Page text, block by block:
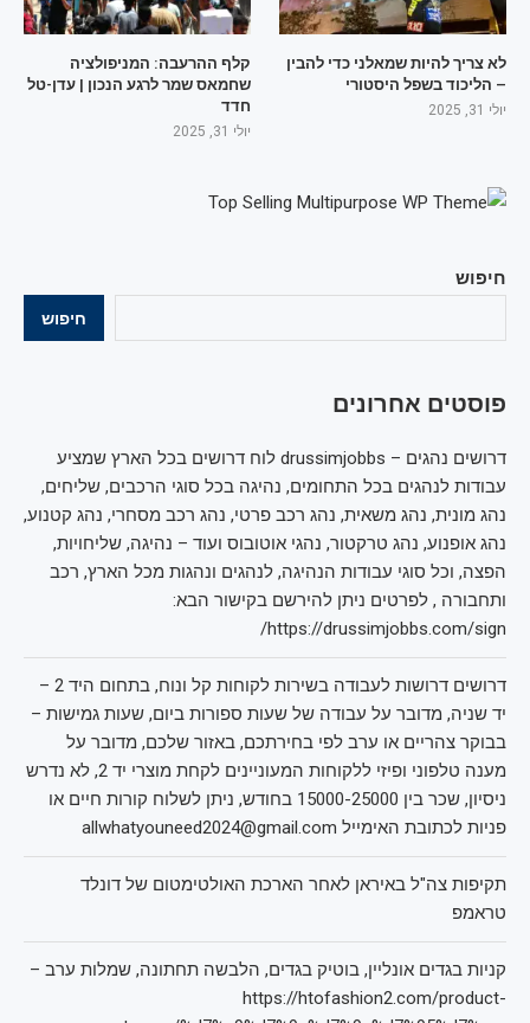
חיפוש
חיפוש
פוסטים אחרונים
דרושים נהגים – drussimjobbs לוח דרושים בכל הארץ שמציע
עבודות לנהגים בכל התחומים, נהיגה בכל סוגי הרכבים, שליחים,
נהג מונית, נהג משאית, נהג רכב פרטי, נהג רכב מסחרי, נהג קטנוע,
נהג אופנוע, נהג טרקטור, נהגי אוטובוס ועוד – נהיגה, שליחויות,
הפצה, וכל סוגי עבודות הנהיגה, לנהגים ונהגות מכל הארץ, רכב
ותחבורה , לפרטים ניתן להירשם בקישור הבא:
https://drussimjobbs.com/sign/
דרושים דרושות לעבודה בשירות לקוחות קל ונוח, בתחום היד 2 –
יד שניה, מדובר על עבודה של שעות ספורות ביום, שעות גמישות –
בבוקר צהריים או ערב לפי בחירתכם, באזור שלכם, מדובר על
מענה טלפוני ופיזי ללקוחות המעוניינים לקחת מוצרי יד 2, לא נדרש
ניסיון, שכר בין 15000-25000 בחודש, ניתן לשלוח קורות חיים או
פניות לכתובת האימייל allwhatyouneed2024@gmail.com
תקיפות צה"ל באיראן לאחר הארכת האולטימטום של דונלד
טראמפ
קניות בגדים אונליין, בוטיק בגדים, הלבשה תחתונה, שמלות ערב –
https://htofashion2.com/product-
לא צריך להיות שמאלני כדי להבין
– הליכוד בשפל היסטורי
יולי 31, 2025
קלף ההרעבה: המניפולציה
שחמאס שמר לרגע הנכון | עדן-טל
חדד
יולי 31, 2025